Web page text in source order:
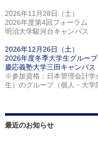
2026年11月28日（土）
2026年度第4回フォーラム
明治大学駿河台キャンパス
2026年12月26日（土）
2026年度冬季大学生グルー
慶応義塾大学三田キャンパス
※参加資格：日本管理会計学
生）のグループ（個人・大学
最近のお知らせ